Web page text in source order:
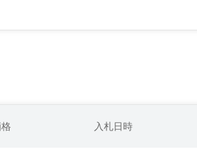
入札日時